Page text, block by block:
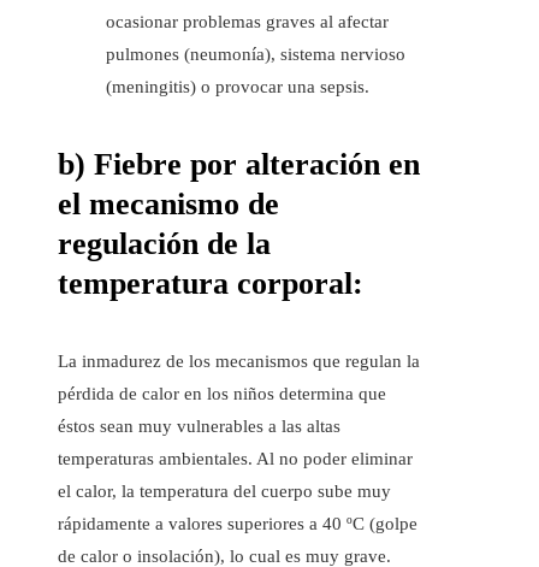
ocasionar problemas graves al afectar
pulmones (neumonía), sistema nervioso
(meningitis) o provocar una sepsis.
b) Fiebre por alteración en
el mecanismo de
regulación de la
temperatura corporal:
La inmadurez de los mecanismos que regulan la
pérdida de calor en los niños determina que
éstos sean muy vulnerables a las altas
temperaturas ambientales. Al no poder eliminar
el calor, la temperatura del cuerpo sube muy
rápidamente a valores superiores a 40 ºC (golpe
de calor o insolación), lo cual es muy grave.